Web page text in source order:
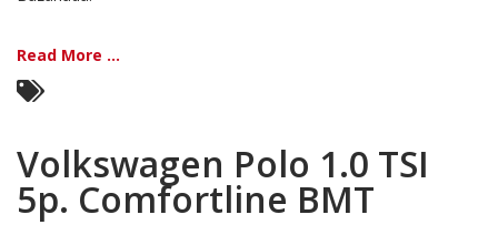
Read More ...
Volkswagen Polo 1.0 TSI
5p. Comfortline BMT